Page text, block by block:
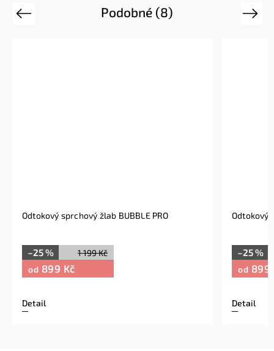
Podobné (8)
Previous
Odtokový sprchový žlab BUBBLE PRO
1 199 Kč
–25 %
od 899 Kč
Detail
Odtokový
–25 %
od 899
Detail
Next